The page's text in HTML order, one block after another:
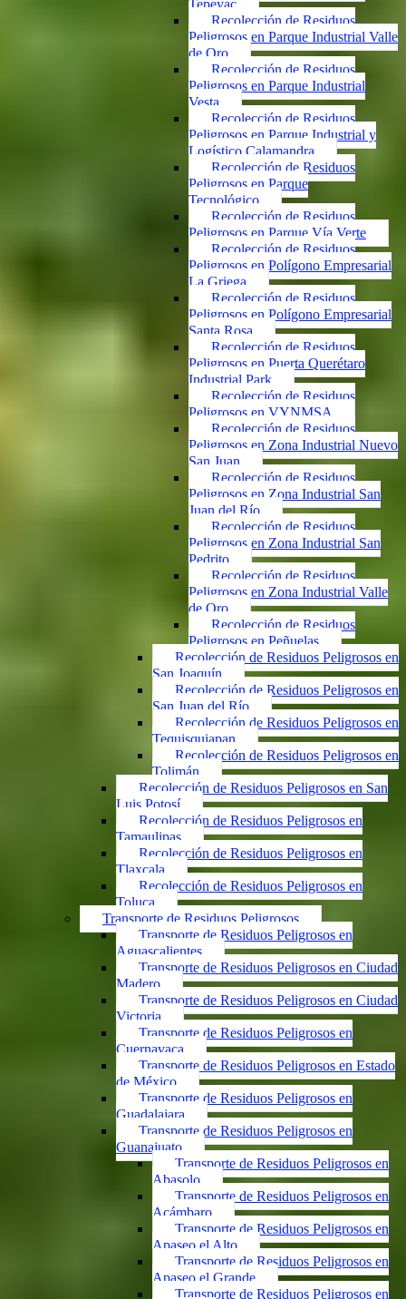
Tepeyac
Recolección de Residuos
Peligrosos en Parque Industrial Valle
de Oro
Recolección de Residuos
Peligrosos en Parque Industrial
Vesta
Recolección de Residuos
Peligrosos en Parque Industrial y
Logístico Calamandra
Recolección de Residuos
Peligrosos en Parque
Tecnológico
Recolección de Residuos
Peligrosos en Parque Vía Verte
Recolección de Residuos
Peligrosos en Polígono Empresarial
La Griega
Recolección de Residuos
Peligrosos en Polígono Empresarial
Santa Rosa
Recolección de Residuos
Peligrosos en Puerta Querétaro
Industrial Park
Recolección de Residuos
Peligrosos en VYNMSA
Recolección de Residuos
Peligrosos en Zona Industrial Nuevo
San Juan
Recolección de Residuos
Peligrosos en Zona Industrial San
Juan del Río
Recolección de Residuos
Peligrosos en Zona Industrial San
Pedrito
Recolección de Residuos
Peligrosos en Zona Industrial Valle
de Oro
Recolección de Residuos
Peligrosos en Peñuelas
Recolección de Residuos Peligrosos en
San Joaquín
Recolección de Residuos Peligrosos en
San Juan del Río
Recolección de Residuos Peligrosos en
Tequisquiapan
Recolección de Residuos Peligrosos en
Tolimán
Recolección de Residuos Peligrosos en San
Luis Potosí
Recolección de Residuos Peligrosos en
Tamaulipas
Recolección de Residuos Peligrosos en
Tlaxcala
Recolección de Residuos Peligrosos en
Toluca
Transporte de Residuos Peligrosos
Transporte de Residuos Peligrosos en
Aguascalientes
Transporte de Residuos Peligrosos en Ciudad
Madero
Transporte de Residuos Peligrosos en Ciudad
Victoria
Transporte de Residuos Peligrosos en
Cuernavaca
Transporte de Residuos Peligrosos en Estado
de México
Transporte de Residuos Peligrosos en
Guadalajara
Transporte de Residuos Peligrosos en
Guanajuato
Transporte de Residuos Peligrosos en
Abasolo
Transporte de Residuos Peligrosos en
Acámbaro
Transporte de Residuos Peligrosos en
Apaseo el Alto
Transporte de Residuos Peligrosos en
Apaseo el Grande
Transporte de Residuos Peligrosos en